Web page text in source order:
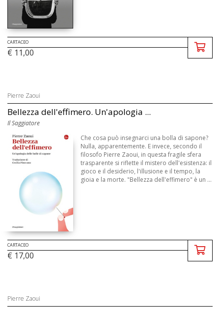
CARTACEO
€ 11,00
Pierre Zaoui
Bellezza dell'effimero. Un'apologia ...
Il Saggiatore
Che cosa può insegnarci una bolla di sapone?
Nulla, apparentemente. E invece, secondo il
filosofo Pierre Zaoui, in questa fragile sfera
trasparente si riflette il mistero dell'esistenza: il
gioco e il desiderio, l'illusione e il tempo, la
gioia e la morte. "Bellezza dell'effimero" è un ...
CARTACEO
€ 17,00
Pierre Zaoui